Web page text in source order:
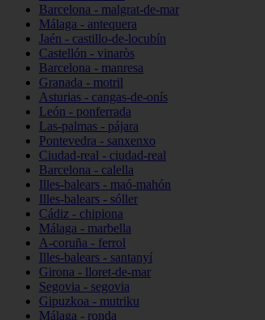
Barcelona - malgrat-de-mar
Málaga - antequera
Jaén - castillo-de-locubín
Castellón - vinaròs
Barcelona - manresa
Granada - motril
Asturias - cangas-de-onís
León - ponferrada
Las-palmas - pájara
Pontevedra - sanxenxo
Ciudad-real - ciudad-real
Barcelona - calella
Illes-balears - maó-mahón
Illes-balears - sóller
Cádiz - chipiona
Málaga - marbella
A-coruña - ferrol
Illes-balears - santanyí
Girona - lloret-de-mar
Segovia - segovia
Gipuzkoa - mutriku
Málaga - ronda